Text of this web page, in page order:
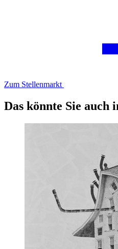
Zum Stellenmarkt
Das könnte Sie auch